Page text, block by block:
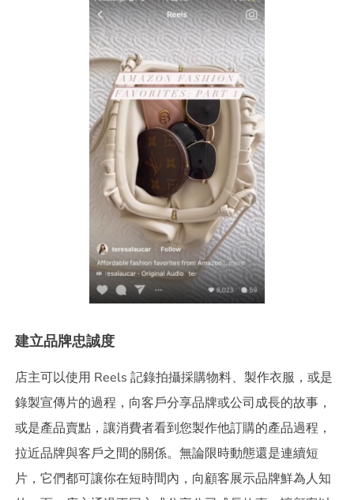
建立品牌忠誠度
店主可以使用 Reels 記錄拍攝採購物料、製作衣服，或是
錄製宣傳片的過程，向客戶分享品牌或公司成長的故事，
或是產品賣點，讓消費者看到您製作他訂購的產品過程，
拉近品牌與客戶之間的關係。無論限時動態還是連續短
片，它們都可讓你在短時間內，向顧客展示品牌鮮為人知